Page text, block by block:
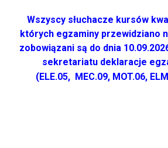
Wszyscy słuchacze kursów
których egzaminy przewidziano
zobowiązani są do dnia
sekretariatu deklaracje
(ELE.05, MEC.09, MOT.06,